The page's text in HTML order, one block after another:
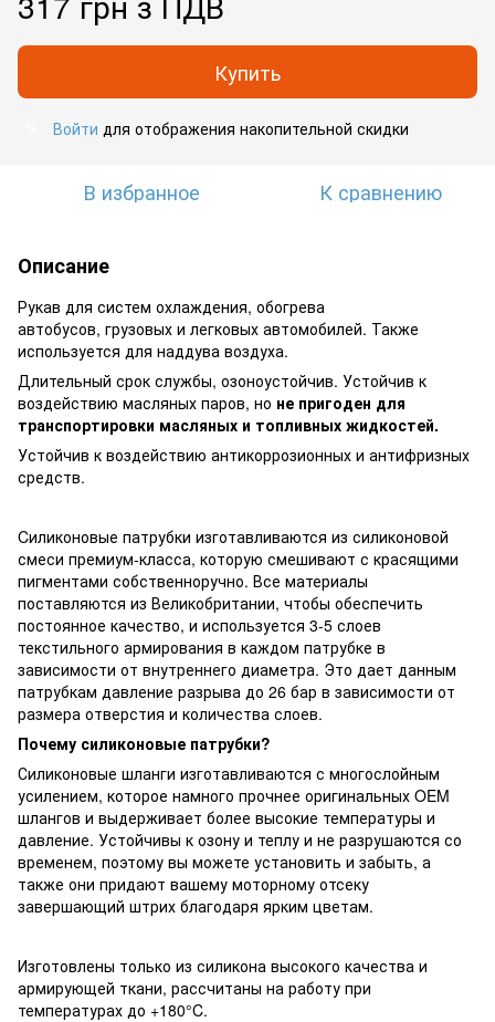
Купить
Войти для отображения накопительной скидки
В избранное К сравнению
Описание
Рукав для систем охлаждения, обогрева
автобусов, грузовых и легковых автомобилей. Также
используется для наддува воздуха.
Длительный срок службы, озоноустойчив. Устойчив к
воздействию масляных паров, но не пригоден для
транспортировки масляных и топливных жидкостей.
Устойчив к воздействию антикоррозионных и антифризных
средств.
Cиликоновые патрубки изготавливаются из силиконовой
смеси премиум-класса, которую смешивают с красящими
пигментами собственноручно. Все материалы
поставляются из Великобритании, чтобы обеспечить
постоянное качество, и используется 3-5 слоев
текстильного армирования в каждом патрубке в
зависимости от внутреннего диаметра. Это дает данным
патрубкам давление разрыва до 26 бар в зависимости от
размера отверстия и количества слоев.
Почему силиконовые патрубки?
Силиконовые шланги изготавливаются с многослойным
усилением, которое намного прочнее оригинальных OEM
шлангов и выдерживает более высокие температуры и
давление. Устойчивы к озону и теплу и не разрушаются со
временем, поэтому вы можете установить и забыть, а
также они придают вашему моторному отсеку
завершающий штрих благодаря ярким цветам.
Изготовлены только из силикона высокого качества и
армирующей ткани, рассчитаны на работу при
температурах до +180°C.